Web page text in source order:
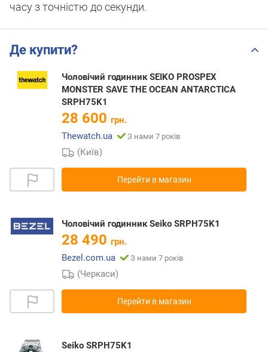
часу з точністю до секунди.
Де купити?
Чоловічий годинник SEIKO PROSPEX
MONSTER SAVE THE OCEAN ANTARCTICA
SRPH75K1
28 600 грн.
Thewatch.ua
З нами 7 років
(Київ)
Перейти в магазин
Чоловічий годинник Seiko SRPH75K1
28 490 грн.
Bezel.com.ua
З нами 7 років
(Черкаси)
Перейти в магазин
Seiko SRPH75K1